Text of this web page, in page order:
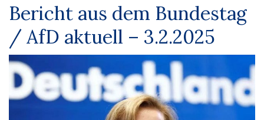
Bericht aus dem Bundestag
/ AfD aktuell – 3.2.2025